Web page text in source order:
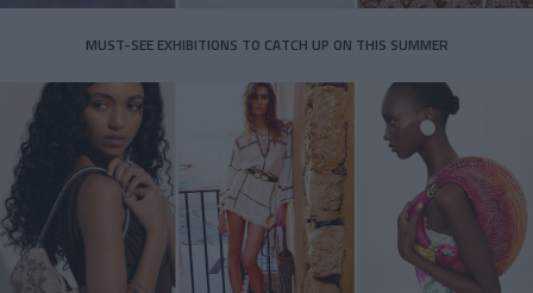
MUST-SEE EXHIBITIONS TO CATCH UP ON THIS SUMMER